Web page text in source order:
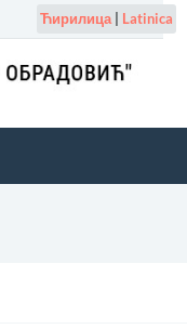
Ћирилица| Latinica